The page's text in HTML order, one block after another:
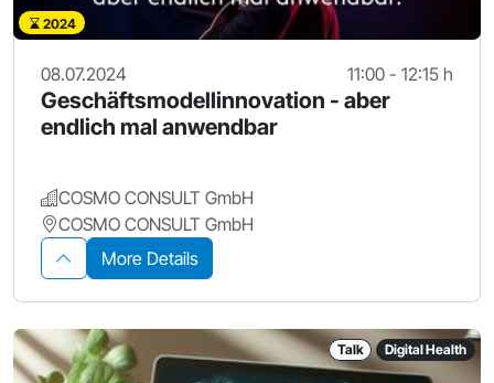
2024
08.07.2024 11:00 - 12:15 h
Geschäftsmodellinnovation - aber
endlich mal anwendbar
COSMO CONSULT GmbH
COSMO CONSULT GmbH
More Details
Talk Digital Health